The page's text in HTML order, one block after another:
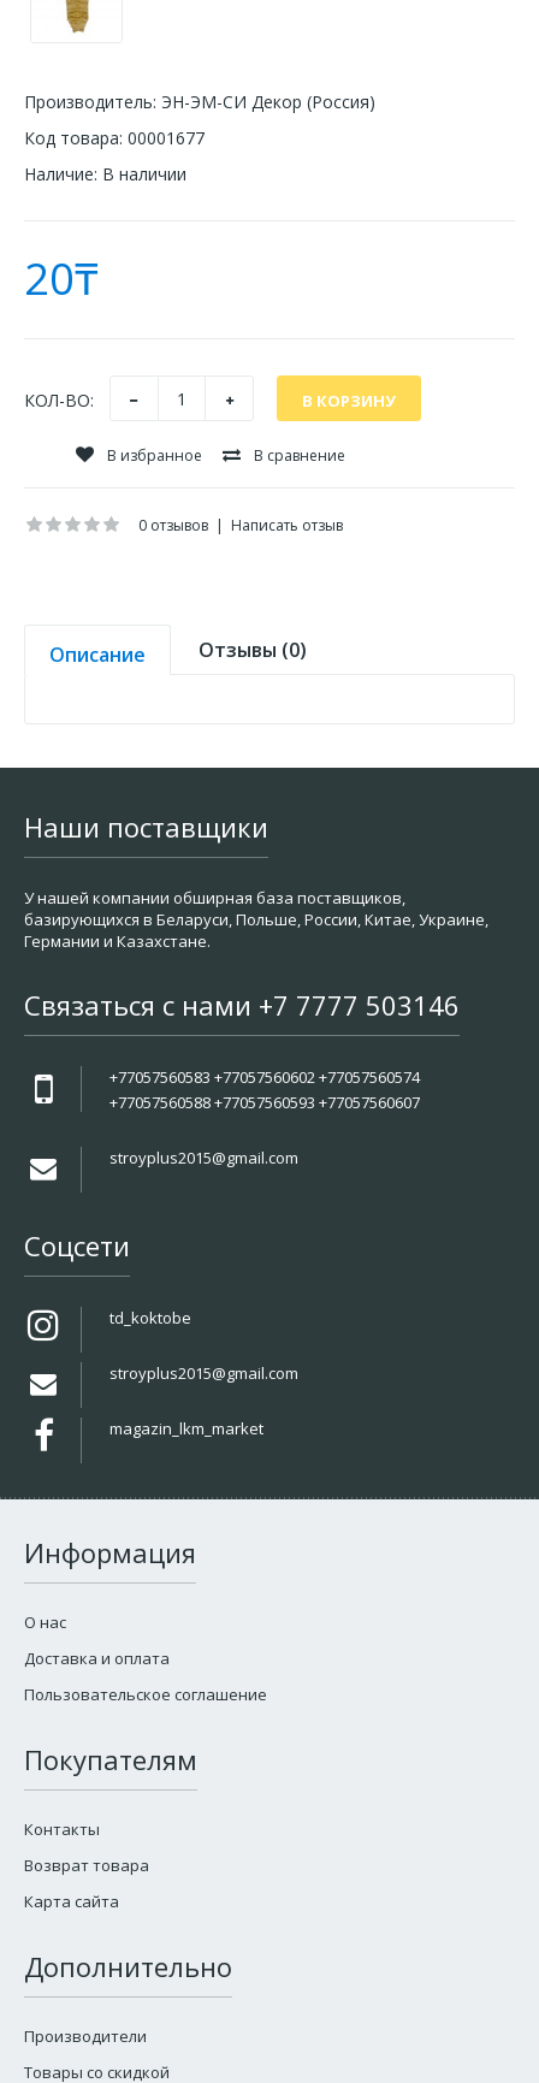
Производитель: ЭН-ЭМ-СИ Декор (Россия)
Код товара: 00001677
Наличие: В наличии
20₸
КОЛ-ВО:
В избранное В сравнение
0 отзывов | Написать отзыв
Описание Отзывы (0)
Наши поставщики
У нашей компании обширная база поставщиков,
базирующихся в Беларуси, Польше, России, Китае, Украине,
Германии и Казахстане.
Связаться с нами +7 7777 503146
+77057560583 +77057560602 +77057560574
+77057560588 +77057560593 +77057560607
stroyplus2015@gmail.com
Соцсети
td_koktobe
stroyplus2015@gmail.com
magazin_lkm_market
Информация
О нас
Доставка и оплата
Пользовательское соглашение
Покупателям
Контакты
Возврат товара
Карта сайта
Дополнительно
Производители
Товары со скидкой